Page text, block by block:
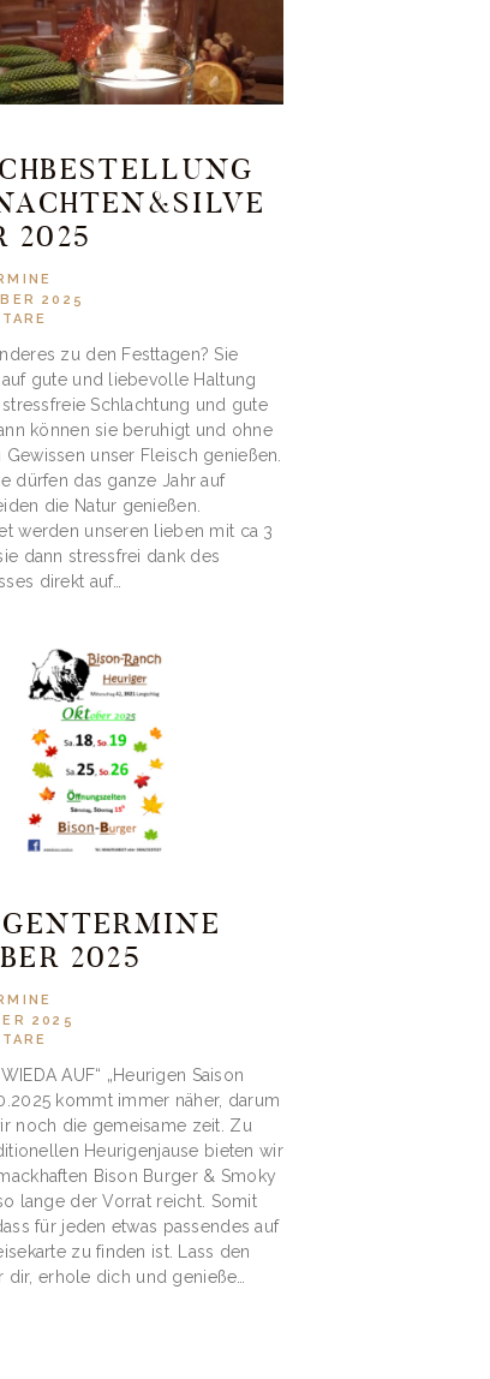
2025
2025
zu den Festtagen? Sie
auf gute und liebevolle Haltung
Schlachtung und gute
können sie beruhigt und ohne
unser Fleisch genießen.
dürfen das ganze Jahr auf
die Natur genießen.
werden unseren lieben mit ca 3
dann stressfrei dank des
direkt auf…
2025
2025
WIEDA AUF“ „Heurigen Saison
kommt immer näher, darum
noch die gemeisame zeit. Zu
Heurigenjause bieten wir
Bison Burger & Smoky
lange der Vorrat reicht. Somit
für jeden etwas passendes auf
zu finden ist. Lass den
dir, erhole dich und genieße…